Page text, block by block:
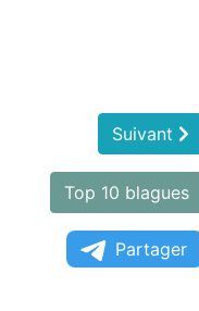
Suivant
Top 10 blagues
Partager